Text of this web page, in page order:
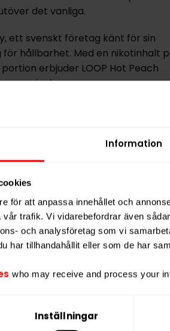
Information
för att anpassa innehållet och
trafik. Vi vidarebefordrar även
och analysföretag som vi
har tillhandahållit eller som de har
who may receive and process your
Inställningar
det vanliga.
ett svenskt företag känt för sin
hållbarhet. Med en nikotinhalt
erbjuder LOOP Hot Peach
användaren.
sitta diskret och bekvämt under
oavsett var du befinner dig. Varje
och nikotineffekt – varumärket
PlantCan-förpackning, som är
gör LOOP Hot Peach Strong till ett
nikotinstyrka med hållbarhet
balanserad produkt där varje
användarupplevelse. LOOP
med unika